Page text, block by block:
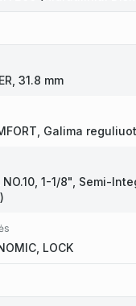
31.8 mm
Galima
NO.10, 1-1/8", Semi-
LOCK